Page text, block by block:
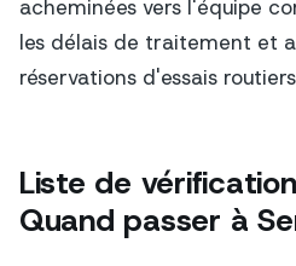
acheminées vers l'équipe
les délais de traitement et
réservations d'essais
Liste de
Quand passer à